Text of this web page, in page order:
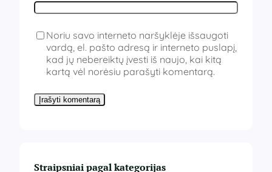
Noriu savo interneto naršyklėje išsaugoti
vardą, el. pašto adresą ir interneto puslapį,
kad jų nebereiktų įvesti iš naujo, kai kitą
kartą vėl norėsiu parašyti komentarą.
Straipsniai pagal kategorijas